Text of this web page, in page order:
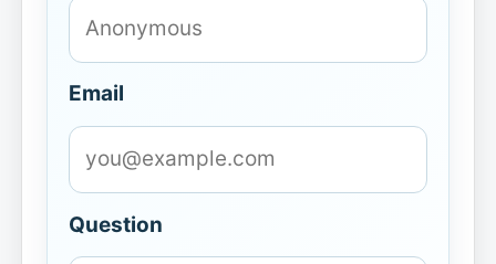
Email
Question